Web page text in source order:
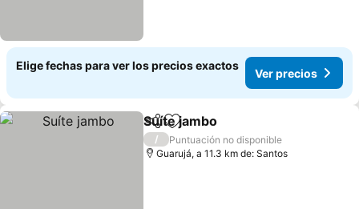
Elige fechas para ver los precios exactos
Ver precios
CompartirAgregar a favoritos
Suíte jambo
/
Puntuación no disponible
Guarujá, a 11.3 km de: Santos